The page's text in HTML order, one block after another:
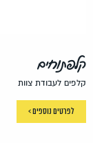
קלפתוחים
קלפים לעבודת צוות
לפרטים נוספים >